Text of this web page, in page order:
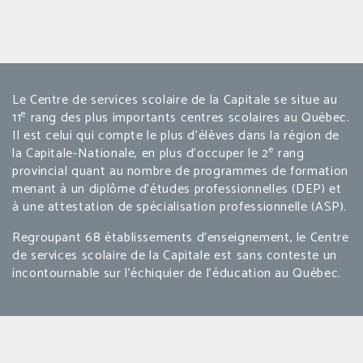
Le Centre de services scolaire de la Capitale se situe au
11e rang des plus importants centres scolaires au Québec.
Il est celui qui compte le plus d’élèves dans la région de
la Capitale-Nationale, en plus d’occuper le 2e rang
provincial quant au nombre de programmes de formation
menant à un diplôme d’études professionnelles (DEP) et
à une attestation de spécialisation professionnelle (ASP).
Regroupant 68 établissements d’enseignement, le Centre
de services scolaire de la Capitale est sans conteste un
incontournable sur l’échiquier de l’éducation au Québec.